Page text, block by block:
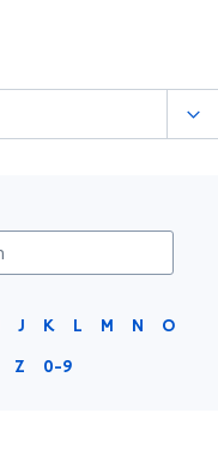
J K L M N
O
Z 0-9